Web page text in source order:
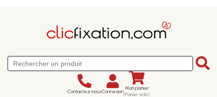
Contactez-nousConnexion Mon panier
(Panier vide)